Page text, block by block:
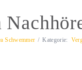
Schwemmer Kategorie: